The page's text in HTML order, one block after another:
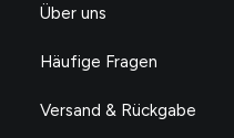
Über uns
Häufige Fragen
Versand & Rückgabe